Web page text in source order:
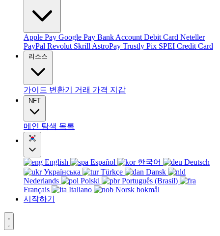
Apple Pay Google Pay Bank Account Debit Card Neteller
PayPal Revolut Skrill AstroPay Trustly Pix SPEI Credit Card
리소스
가이드 변환기 거래 가격 지갑
NFT
메인 탐색 목록
English Español 한국어
Deutsch
Українська
Türkçe
Dansk
Nederlands
Polski
Português (Brasil)
Français
Italiano
Norsk bokmål
시작하기